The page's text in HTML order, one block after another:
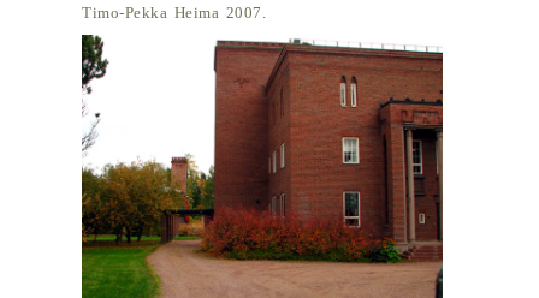
Timo-Pekka Heima 2007.